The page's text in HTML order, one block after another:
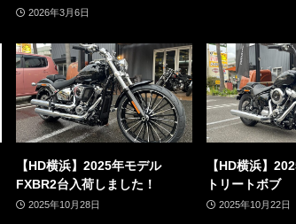
2026年3月6日
【HD横浜】2025年モデル
FXBR2台入荷しました！
2025年10月28日
【HD横浜】
トリートボブ
2025年10月22日